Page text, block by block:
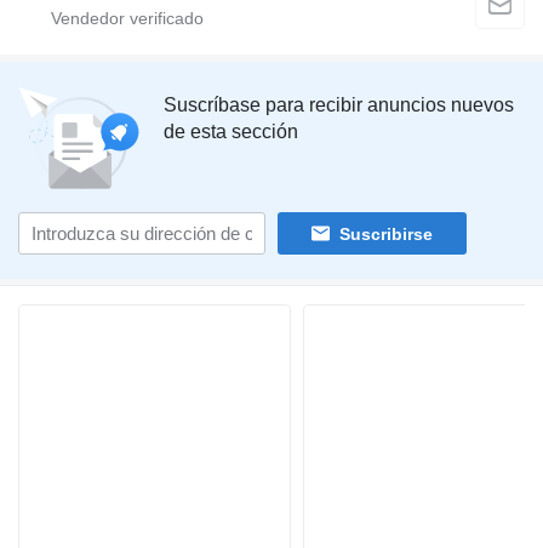
Suscríbase para recibir anuncios nuevos
de esta sección
Suscribirse